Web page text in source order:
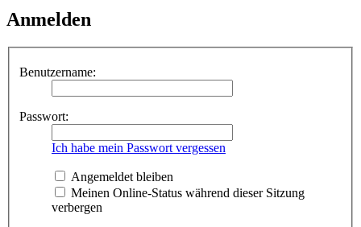
Anmelden
Benutzername:
Passwort:
Ich habe mein Passwort vergessen
Angemeldet bleiben
Meinen Online-Status während dieser Sitzung
verbergen